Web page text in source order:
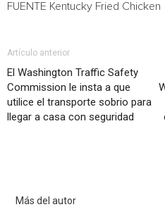
FUENTE Kentucky Fried Chicken
Artículo anterior
El Washington Traffic Safety
Commission le insta a que
utilice el transporte sobrio para
llegar a casa con seguridad
Más del autor